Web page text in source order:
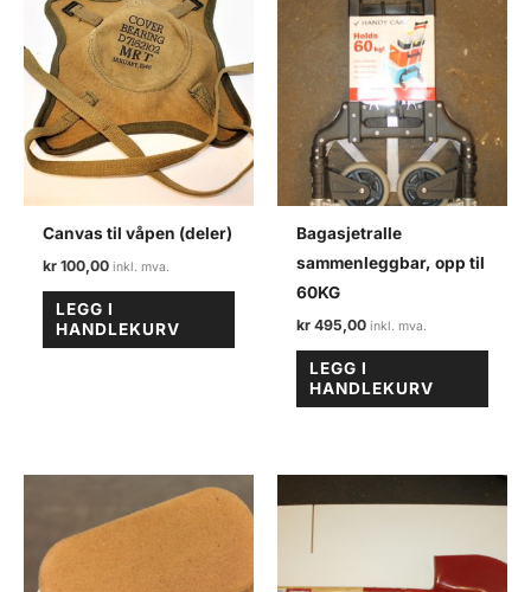
Canvas til våpen (deler)
kr 100,00
LEGG I
HANDLEKURV
Bagasjetralle
sammenleggbar, opp til
60KG
kr 495,00
LEGG I
HANDLEKURV